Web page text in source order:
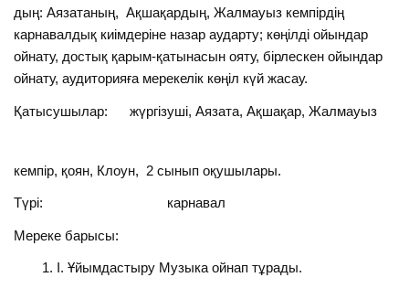
дың: Аязатаның, Ақшақардың, Жалмауыз кемпірдің
карнавалдық киімдеріне назар аударту; көңілді ойындар
ойнату, достық қарым-қатынасын ояту, бірлескен ойындар
ойнату, аудиторияға мерекелік көңіл күй жасау.
Қатысушылар: жүргізуші, Аязата, Ақшақар, Жалмауыз
кемпір, қоян, Клоун, 2 сынып оқушылары.
Түрі: карнавал
Мереке барысы:
I. Ұйымдастыру Музыка ойнап тұрады.